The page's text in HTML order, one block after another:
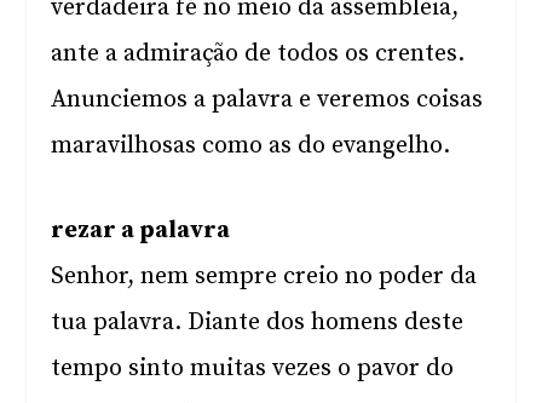
verdadeira fé no meio da assembleia,
ante a admiração de todos os crentes.
Anunciemos a palavra e veremos coisas
maravilhosas como as do evangelho.
rezar a palavra
Senhor, nem sempre creio no poder da
tua palavra. Diante dos homens deste
tempo sinto muitas vezes o pavor do